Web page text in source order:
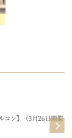
コン】（3月26日開催